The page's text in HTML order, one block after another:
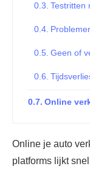
Testritten
Geen of
Online
Online je auto
platforms lijkt